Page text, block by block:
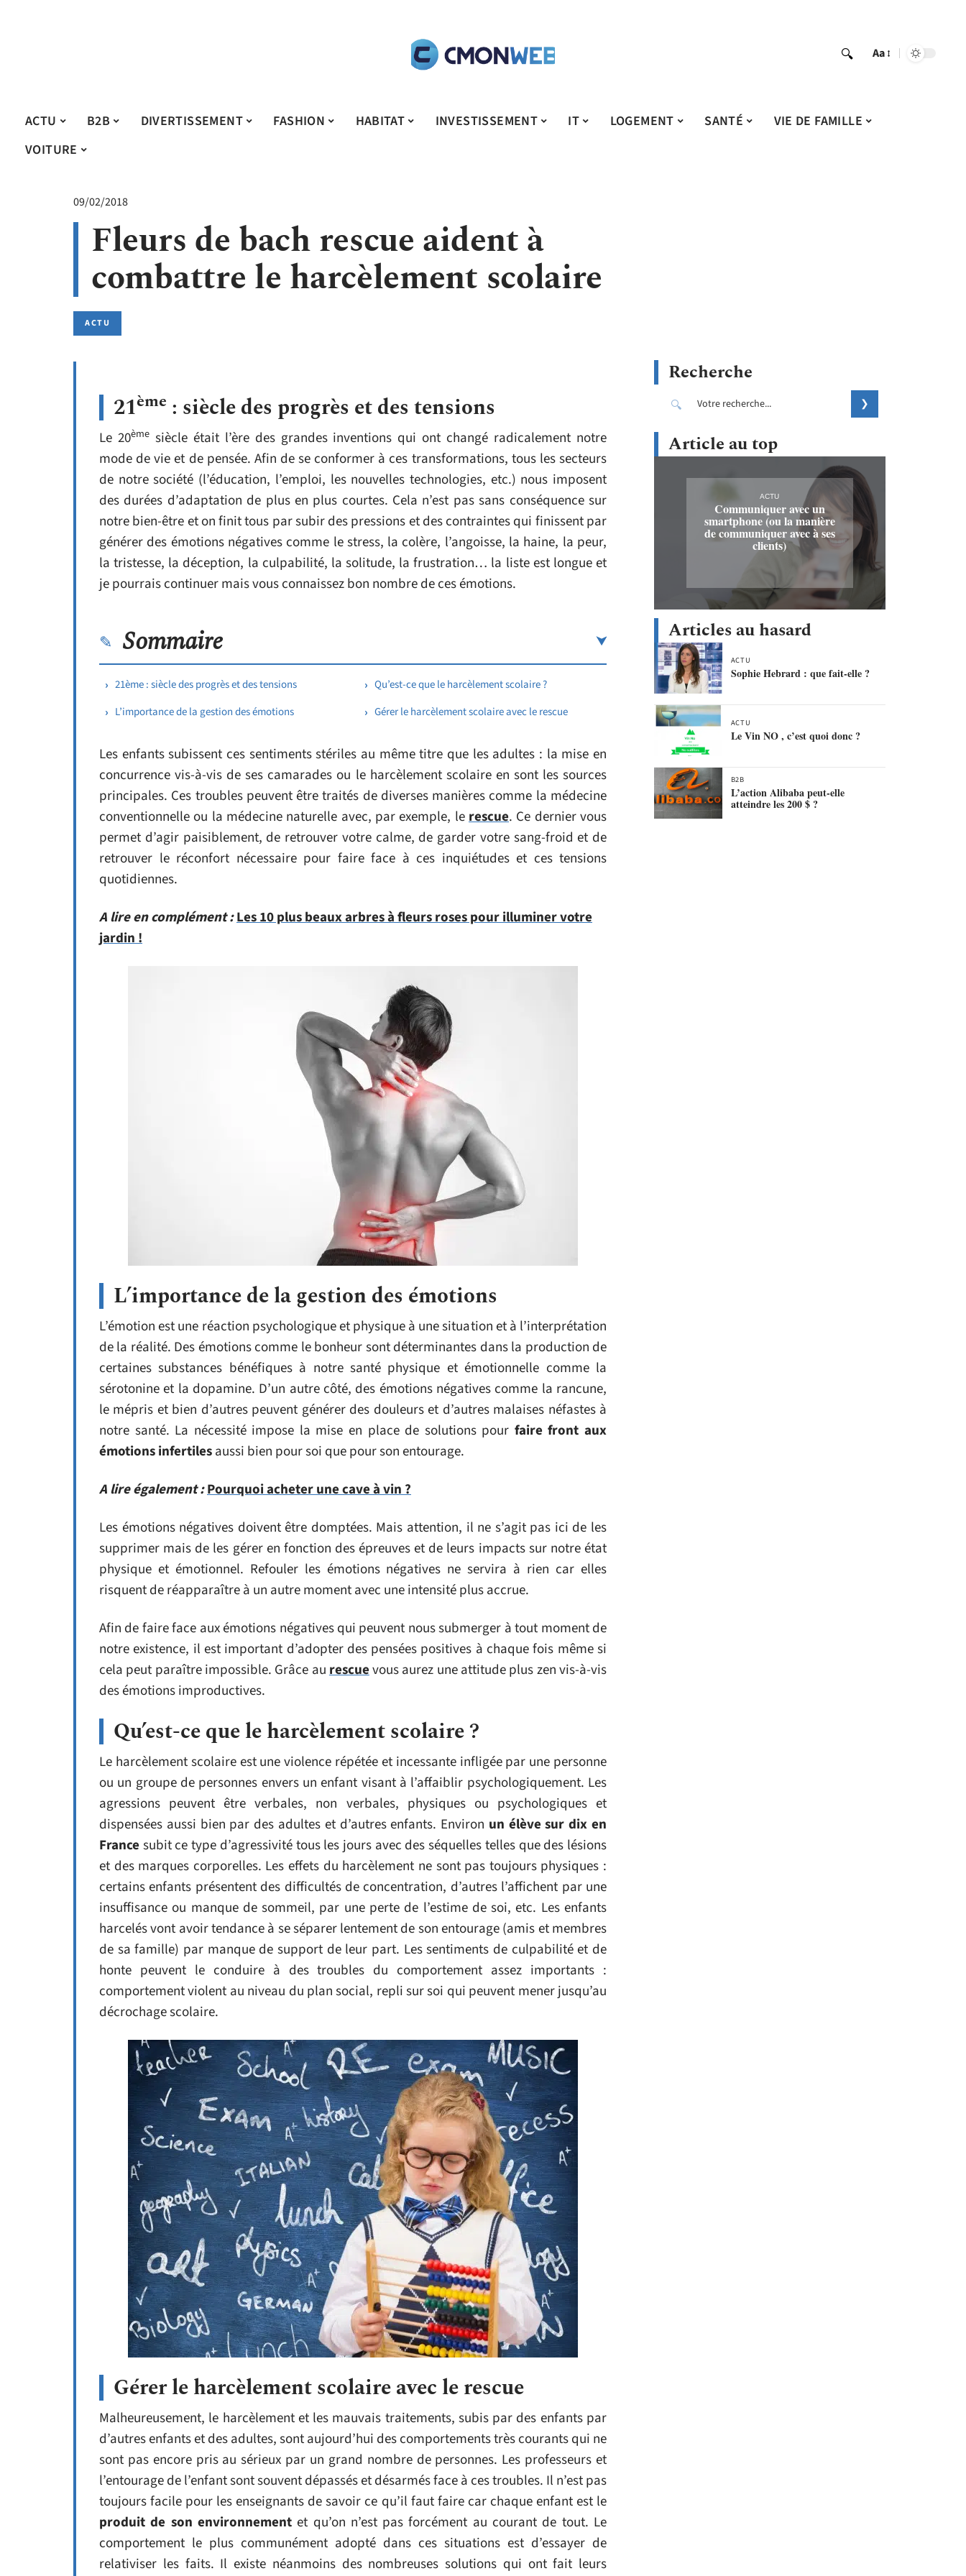
Aa
ACTU B2B DIVERTISSEMENT FASHION HABITAT INVESTISSEMENT IT LOGEMENT SANTÉ
VIE DE FAMILLE
VOITURE
09/02/2018
Fleurs de bach rescue aident à
combattre le harcèlement scolaire
ACTU
21ème : siècle des progrès et des tensions
Le 20èmesiècle était l’ère des grandes inventions qui ont changé radicalement notre
mode de vie et de pensée. Afin de se conformer à ces transformations, tous les secteurs
de notre société (l’éducation, l’emploi, les nouvelles technologies, etc.) nous imposent
des durées d’adaptation de plus en plus courtes. Cela n’est pas sans conséquence sur
notre bien-être et on finit tous par subir des pressions et des contraintes qui finissent par
générer des émotions négatives comme le stress, la colère, l’angoisse, la haine, la peur,
la tristesse, la déception, la culpabilité, la solitude, la frustration… la liste est longue et
je pourrais continuer mais vous connaissez bon nombre de ces émotions.
Sommaire
21ème : siècle des progrès et des tensions
L’importance de la gestion des émotions
Qu’est-ce que le harcèlement scolaire ?
Gérer le harcèlement scolaire avec le rescue
Les enfants subissent ces sentiments stériles au même titre que les adultes : la mise en
concurrence vis-à-vis de ses camarades ou le harcèlement scolaire en sont les sources
principales. Ces troubles peuvent être traités de diverses manières comme la médecine
conventionnelle ou la médecine naturelle avec, par exemple, lerescue. Ce dernier vous
permet d’agir paisiblement, de retrouver votre calme, de garder votre sang-froid et de
retrouver le réconfort nécessaire pour faire face à ces inquiétudes et ces tensions
quotidiennes.
A lire en complément :Les 10 plus beaux arbres à fleurs roses pour illuminer votre
jardin !
L’importance de la gestion des émotions
L’émotion est une réaction psychologique et physique à une situation et à l’interprétation
de la réalité. Des émotions comme le bonheur sont déterminantes dans la production de
certaines substances bénéfiques à notre santé physique et émotionnelle comme la
sérotonine et la dopamine. D’un autre côté, des émotions négatives comme la rancune,
le mépris et bien d’autres peuvent générer des douleurs et d’autres malaises néfastes à
notre santé. La nécessité impose la mise en place de solutions pour faire front aux
émotions infertilesaussi bien pour soi que pour son entourage.
A lire également :Pourquoi acheter une cave à vin ?
Les émotions négatives doivent être domptées. Mais attention, il ne s’agit pas ici de les
supprimer mais de les gérer en fonction des épreuves et de leurs impacts sur notre état
physique et émotionnel. Refouler les émotions négatives ne servira à rien car elles
risquent de réapparaître à un autre moment avec une intensité plus accrue.
Afin de faire face aux émotions négatives qui peuvent nous submerger à tout moment de
notre existence, il est important d’adopter des pensées positives à chaque fois même si
cela peut paraître impossible. Grâce aurescuevous aurez une attitude plus zen vis-à-vis
des émotions improductives.
Qu’est-ce que le harcèlement scolaire ?
Le harcèlement scolaire est une violence répétée et incessante infligée par une personne
ou un groupe de personnes envers un enfant visant à l’affaiblir psychologiquement. Les
agressions peuvent être verbales, non verbales, physiques ou psychologiques et
dispensées aussi bien par des adultes et d’autres enfants. Environ un élève sur dix en
France subit ce type d’agressivité tous les jours avec des séquelles telles que des lésions
et des marques corporelles. Les effets du harcèlement ne sont pas toujours physiques :
certains enfants présentent des difficultés de concentration, d’autres l’affichent par une
insuffisance ou manque de sommeil, par une perte de l’estime de soi, etc. Les enfants
harcelés vont avoir tendance à se séparer lentement de son entourage (amis et membres
de sa famille) par manque de support de leur part. Les sentiments de culpabilité et de
honte peuvent le conduire à des troubles du comportement assez importants :
comportement violent au niveau du plan social, repli sur soi qui peuvent mener jusqu’au
décrochage scolaire.
Gérer le harcèlement scolaire avec le rescue
Malheureusement, le harcèlement et les mauvais traitements, subis par des enfants par
d’autres enfants et des adultes, sont aujourd’hui des comportements très courants qui ne
sont pas encore pris au sérieux par un grand nombre de personnes. Les professeurs et
l’entourage de l’enfant sont souvent dépassés et désarmés face à ces troubles. Il n’est pas
toujours facile pour les enseignants de savoir ce qu’il faut faire car chaque enfant est le
produit de son environnementet qu’on n’est pas forcément au courant de tout. Le
comportement le plus communément adopté dans ces situations est d’essayer de
relativiser les faits. Il existe néanmoins des nombreuses solutions qui ont fait leurs
Recherche
Article au top
ACTU
Communiquer avec un
smartphone (ou la manière
de communiquer avec à ses
clients)
Articles au hasard
ACTU
Sophie Hebrard : que fait-elle ?
ACTU
Le Vin NO , c’est quoi donc ?
B2B
L’action Alibaba peut-elle
atteindre les 200 $ ?